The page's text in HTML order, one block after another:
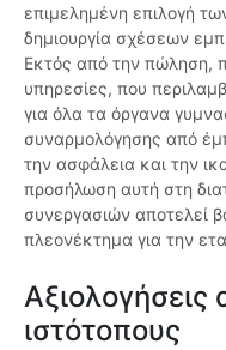
επιμελημένη επιλογή
δημιουργία σχέσεων
Εκτός από την πώληση,
υπηρεσίες, που
για όλα τα όργανα
συναρμολόγησης από
την ασφάλεια και την
προσήλωση αυτή στη
συνεργασιών αποτελεί
πλεονέκτημα για την
ιστότοπους